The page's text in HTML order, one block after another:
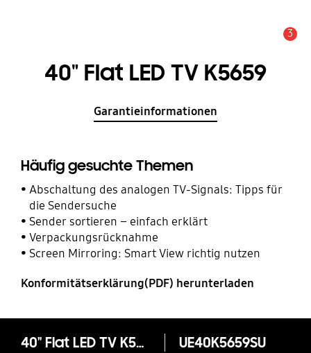
3
40" Flat LED TV K5659
Garantieinformationen
Häufig gesuchte Themen
Abschaltung des analogen TV-Signals: Tipps für
die Sendersuche
Sender sortieren – einfach erklärt
Verpackungsrücknahme
Screen Mirroring: Smart View richtig nutzen
Konformitätserklärung(PDF) herunterladen
40" Flat LED TV K5659 UE40K5659SU